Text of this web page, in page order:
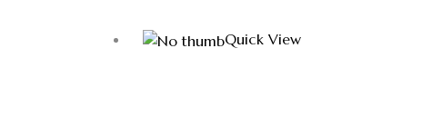
Quick View